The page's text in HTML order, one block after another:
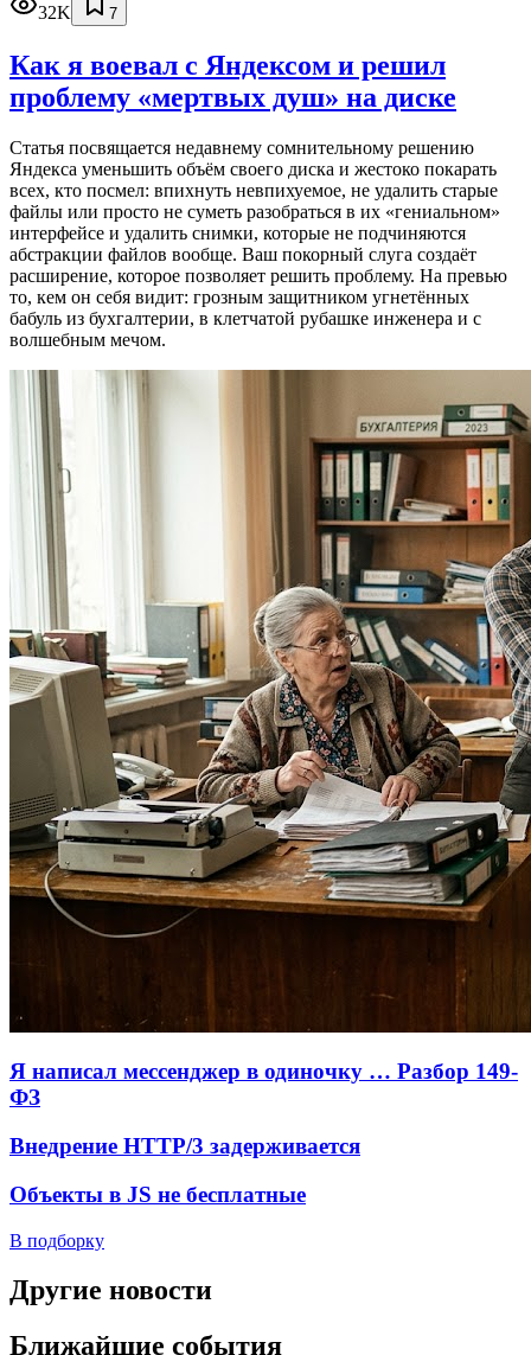
32K
7
Как я воевал с Яндексом и решил
проблему «мертвых душ» на диске
Статья посвящается недавнему сомнительному решению
Яндекса уменьшить объём своего диска и жестоко покарать
всех, кто посмел: впихнуть невпихуемое, не удалить старые
файлы или просто не суметь разобраться в их «гениальном»
интерфейсе и удалить снимки, которые не подчиняются
абстракции файлов вообще. Ваш покорный слуга создаёт
расширение, которое позволяет решить проблему. На превью
то, кем он себя видит: грозным защитником угнетённых
бабуль из бухгалтерии, в клетчатой рубашке инженера и с
волшебным мечом.
Я написал мессенджер в одиночку … Разбор 149-
ФЗ
Внедрение HTTP/3 задерживается
Объекты в JS не бесплатные
В подборку
Другие новости
Ближайшие события